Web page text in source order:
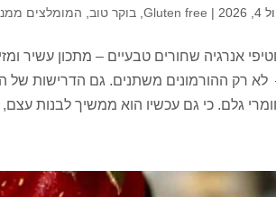
4, 2026
|
Gluten free
,בוקר טוב, המומלצים
אנרגיה שחורים טבעיים – מתכון עשיר
לא רק ההורמונים משתנים. גם הדרישות של
גלם. כי גם עכשיו הוא ממשיך לבנות